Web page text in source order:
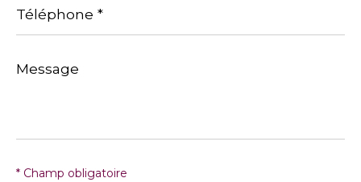
*
Message
*
* Champ obligatoire